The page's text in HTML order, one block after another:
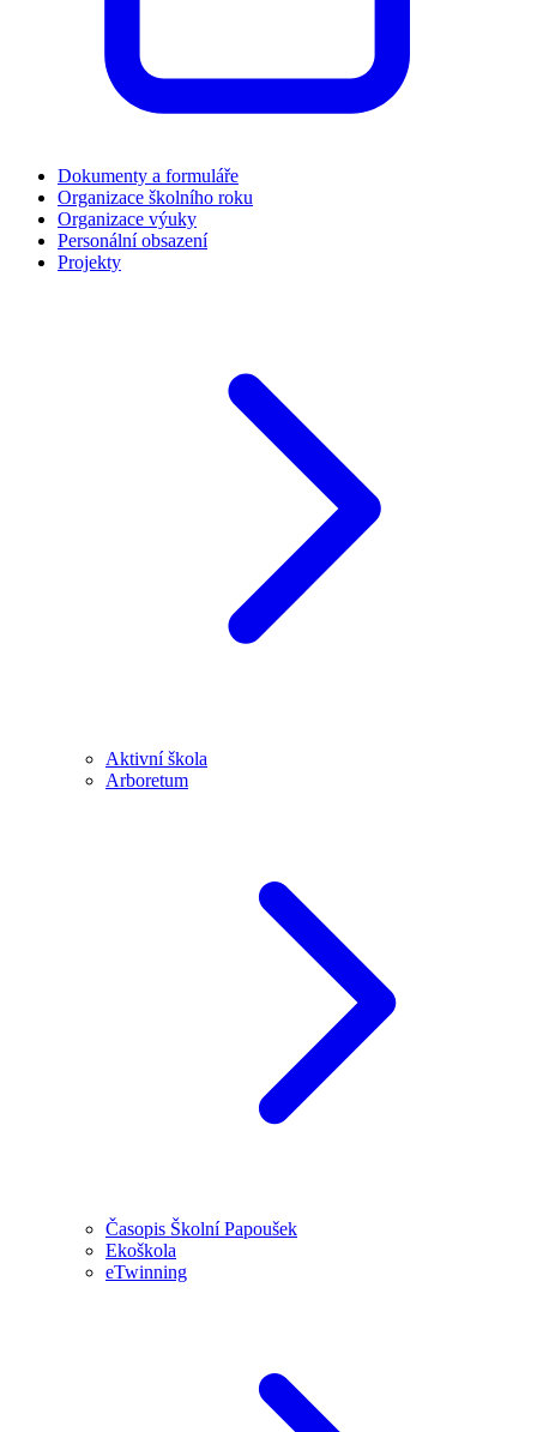
Dokumenty a formuláře
Organizace školního roku
Organizace výuky
Personální obsazení
Projekty
Aktivní škola
Arboretum
Časopis Školní Papoušek
Ekoškola
eTwinning